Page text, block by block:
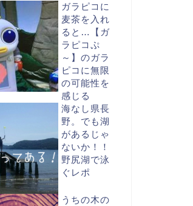
ガラピコに
麦茶を入れ
ると…【ガ
ラピコぷ
～】のガラ
ピコに無限
の可能性を
感じる
海なし県長
野。でも湖
があるじゃ
ないか！！
野尻湖で泳
ぐレポ
うちの木の